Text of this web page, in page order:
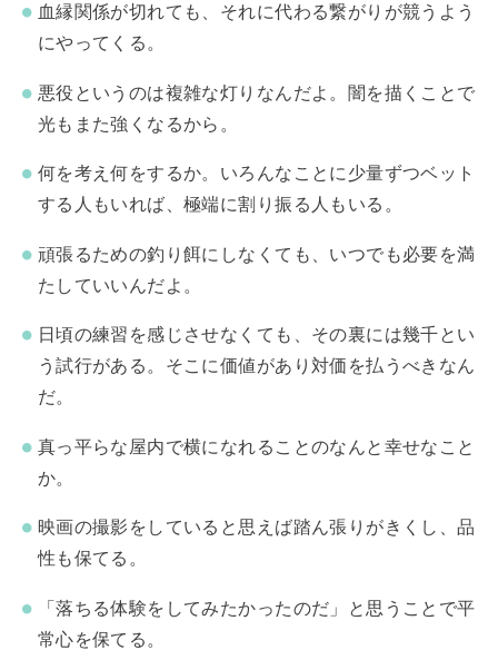
血縁関係が切れても、それに代わる繋がりが競うよう
にやってくる。
悪役というのは複雑な灯りなんだよ。闇を描くことで
光もまた強くなるから。
何を考え何をするか。いろんなことに少量ずつベット
する人もいれば、極端に割り振る人もいる。
頑張るための釣り餌にしなくても、いつでも必要を満
たしていいんだよ。
日頃の練習を感じさせなくても、その裏には幾千とい
う試行がある。そこに価値があり対価を払うべきなん
だ。
真っ平らな屋内で横になれることのなんと幸せなこと
か。
映画の撮影をしていると思えば踏ん張りがきくし、品
性も保てる。
「落ちる体験をしてみたかったのだ」と思うことで平
常心を保てる。